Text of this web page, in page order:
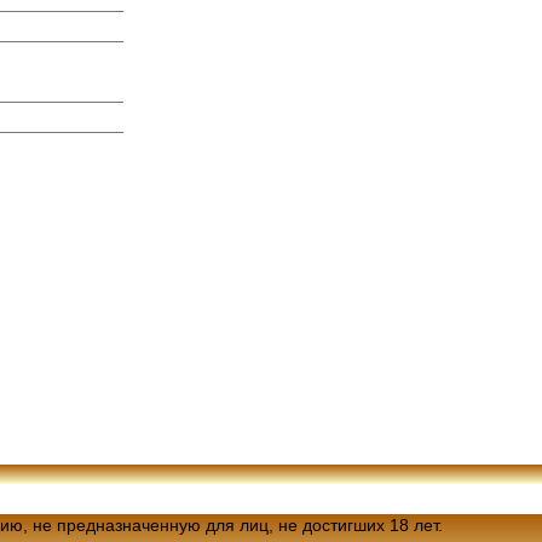
не предназначенную для лиц, не достигших 18 лет.